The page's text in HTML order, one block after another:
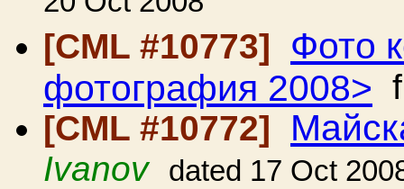
[CML #10773]
Фото
фотография 2008>
[CML #10772]
Ivanov dated 17 Oct